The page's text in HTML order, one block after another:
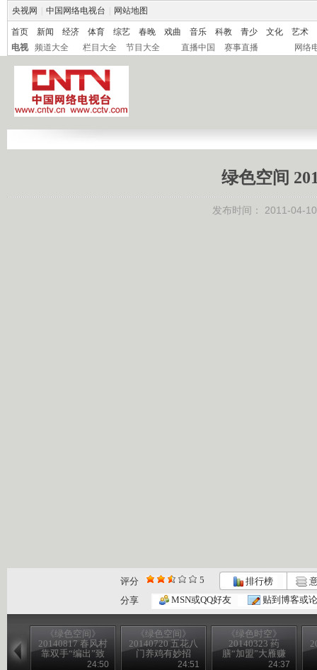
央视网 中国网络电视台 网站地图
首页 新闻 经济 体育 综艺 春晚 戏曲 音乐 科教 青少 文化
艺术
电视
频道大全 栏目大全 节目大全 直播中国 赛事直播 网络
绿色空间
发布时间： 2011-04-
评分 5 排行榜
分享
MSN或QQ好友 贴到博客或
《绿色空间》
20140817 春风村
靠双手“编出”致
24:50
《绿色空间》
20140720 五花八
门养鸡有妙招
24:51
《绿色时空》
20140323 药
膳“加盟”大雁赚
得意外财富24:37